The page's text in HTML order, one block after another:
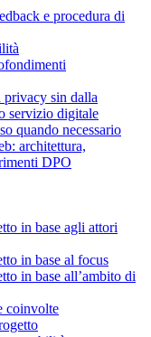
e procedura di
privacy sin dalla
servizio digitale
quando necessario
architettura,
DPO
in base agli attori
in base al focus
in base all’ambito di
coinvolte